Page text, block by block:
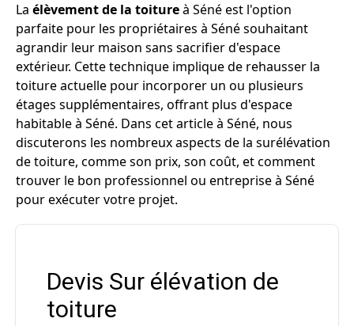
La élèvement de la toitureà Séné est l'option
parfaite pour les propriétaires à Séné souhaitant
agrandir leur maison sans sacrifier d'espace
extérieur. Cette technique implique de rehausser la
toiture actuelle pour incorporer un ou plusieurs
étages supplémentaires, offrant plus d'espace
habitable à Séné. Dans cet article à Séné, nous
discuterons les nombreux aspects de la surélévation
de toiture, comme son prix, son coût, et comment
trouver le bon professionnel ou entreprise à Séné
pour exécuter votre projet.
Devis Sur élévation de
toiture